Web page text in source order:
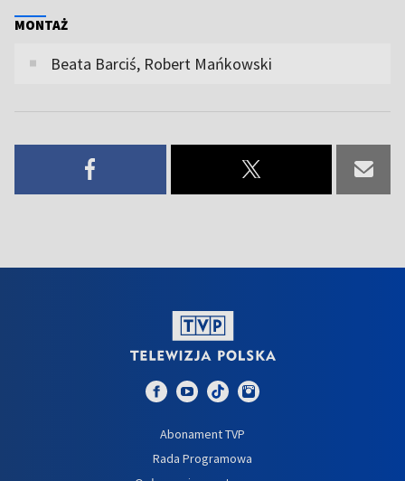
MONTAŻ
Beata Barciś, Robert Mańkowski
Abonament TVP
Rada Programowa